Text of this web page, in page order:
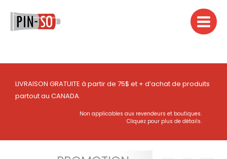
contenu
LIVRAISON GRATUITE à partir de 75$ et + d’achat de produits
partout au CANADA.
Non applicables aux revendeurs et boutiques.
Cliquez pour plus de détails.